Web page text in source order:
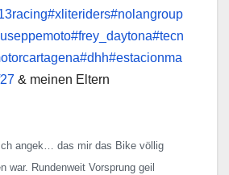
#xliteriders#nolangroup
#frey_daytona#tecn
#dhh#estacionma
& meinen Eltern
angek… das mir das Bike völlig
war. Rundenweit Vorsprung geil